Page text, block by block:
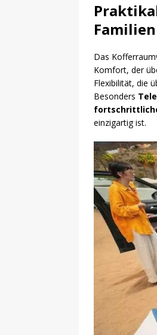
Das
Komfort, der
Flexibilität, die
Besonders
einzigartig ist.